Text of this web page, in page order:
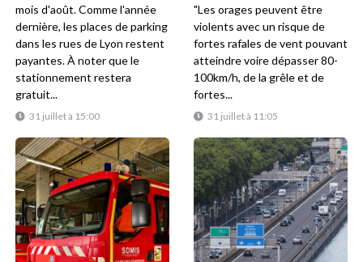
31 juillet à 15:00
mois d'août. Comme l'année
dernière, les places de parking
dans les rues de Lyon restent
payantes. À noter que le
stationnement restera
gratuit...
31 juillet à 11:05
"Les orages peuvent être
violents avec un risque de
fortes rafales de vent pouvant
atteindre voire dépasser 80-
100km/h, de la grêle et de
fortes...